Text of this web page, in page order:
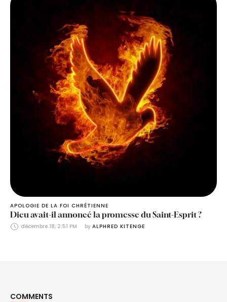
APOLOGIE DE LA FOI CHRÉTIENNE
Dieu avait-il annoncé la promesse du Saint-Esprit ?
décembre 18, 2:51 PM by ALPHRED KITENGE
COMMENTS